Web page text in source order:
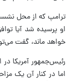
ترامپ که از محل
او پرسیده شد آیا
خواهد ماند، گفت
رئیس‌جمهور آمریکا
اما در کنار آن یک